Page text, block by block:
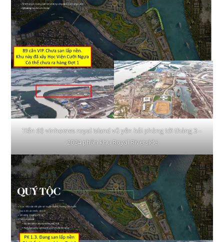
Tiến độ vinhomes royal island vũ yên hải phòng tới tháng 3 –
2024 phân khu Royal Riverside